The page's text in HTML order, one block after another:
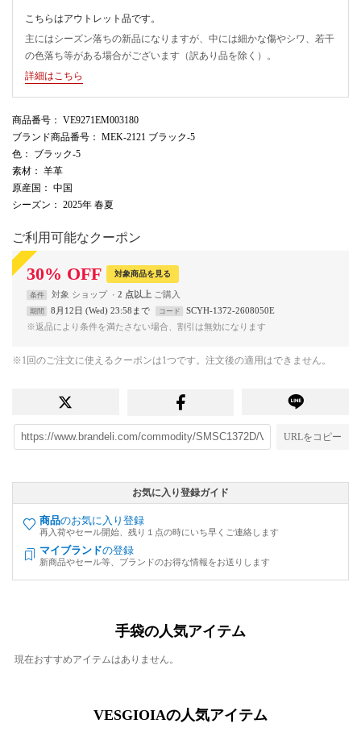
こちらはアウトレット品です。
主にはシーズン落ちの新品になりますが、中には細かな傷やシワ、若干
の色落ち等がある場合がございます（訳あり品を除く）。
詳細はこちら
商品番号 ： VE9271EM003180
ブランド商品番号 ： MEK-2121 ブラック-5
色 ： ブラック-5
素材 ： 羊革
原産国 ： 中国
シーズン ： 2025年 春夏
ご利用可能なクーポン
30% OFF 対象商品を見る
条件 対象 ショップ 2 点以上
期間 8月12日 (Wed) 23:58まで コード
SCYH-1372-2608050E
※返品により条件を満たさない場合、割引は無効になります
※1回のご注文に使えるクーポンは1つです。注文後の適用はできません。
URLをコピー
お気に入り登録ガイド
商品のお気に入り登録
再入荷やセール開始、残り１点の時にいち早くご連絡します
マイブランドの登録
新商品やセール等、ブランドのお得な情報をお送りします
手袋の人気アイテム
現在おすすめアイテムはありません。
VESGIOIAの人気アイテム